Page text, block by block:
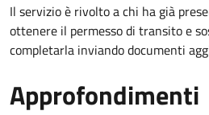
Il servizio è rivolto a chi ha già
ottenere il permesso di transito e
completarla inviando documenti
Approfondimenti